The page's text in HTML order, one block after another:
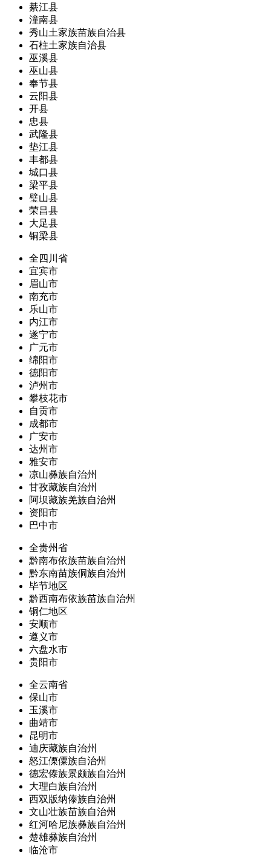
綦江县
潼南县
秀山土家族苗族自治县
石柱土家族自治县
巫溪县
巫山县
奉节县
云阳县
开县
忠县
武隆县
垫江县
丰都县
城口县
梁平县
璧山县
荣昌县
大足县
铜梁县
全四川省
宜宾市
眉山市
南充市
乐山市
内江市
遂宁市
广元市
绵阳市
德阳市
泸州市
攀枝花市
自贡市
成都市
广安市
达州市
雅安市
凉山彝族自治州
甘孜藏族自治州
阿坝藏族羌族自治州
资阳市
巴中市
全贵州省
黔南布依族苗族自治州
黔东南苗族侗族自治州
毕节地区
黔西南布依族苗族自治州
铜仁地区
安顺市
遵义市
六盘水市
贵阳市
全云南省
保山市
玉溪市
曲靖市
昆明市
迪庆藏族自治州
怒江傈僳族自治州
德宏傣族景颇族自治州
大理白族自治州
西双版纳傣族自治州
文山壮族苗族自治州
红河哈尼族彝族自治州
楚雄彝族自治州
临沧市